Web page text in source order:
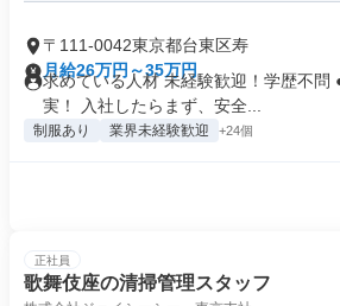
〒111-0042東京都台東区寿
月給26万円～35万円
求めている人材 未経験歓迎！学歴不問
実！ 入社したらまず、安全...
制服あり 業界未経験歓迎 +24個
正社員
歌舞伎座の清掃管理スタッフ